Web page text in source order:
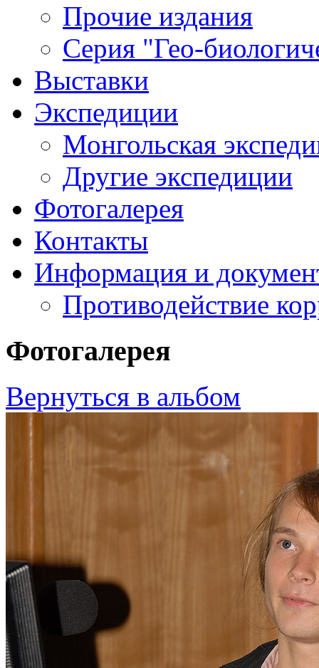
Прочие издания
Серия "Гео-
Выставки
Экспедиции
Монгольская
Другие экспедиции
Фотогалерея
Контакты
Информация и
Противодействие
Фотогалерея
Вернуться в альбом